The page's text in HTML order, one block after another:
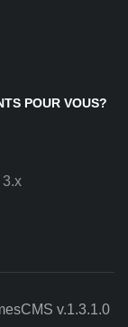
POUR VOUS?
v.1.3.1.0